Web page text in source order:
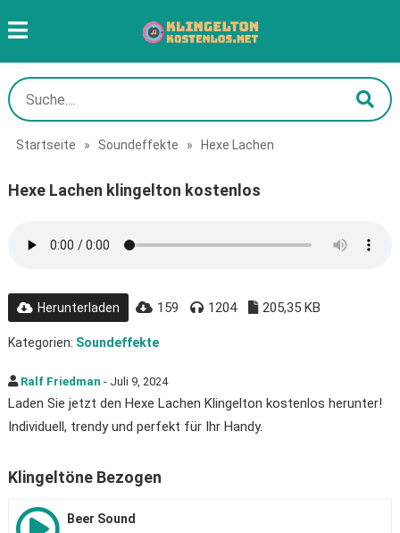
Startseite » Soundeffekte » Hexe Lachen
Hexe Lachen klingelton kostenlos
Herunterladen 159 1204 205,35 KB
Kategorien: Soundeffekte
Ralf Friedman - Juli 9, 2024
Laden Sie jetzt den Hexe Lachen Klingelton kostenlos herunter!
Individuell, trendy und perfekt für Ihr Handy.
Klingeltöne Bezogen
Beer Sound